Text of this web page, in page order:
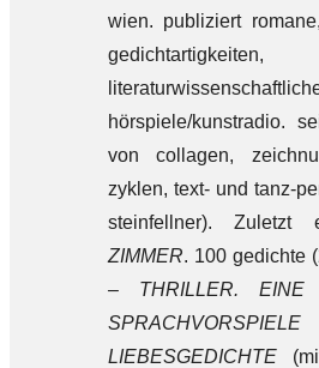
wien. publiziert
hörspiele/kunstradio.
von collagen,
zyklen, text- und tanz-
steinfellner). Zuletzt
ZIMMER. 100 gedichte
– THRILLER. EINE
LIEBESGEDICHTE(mit